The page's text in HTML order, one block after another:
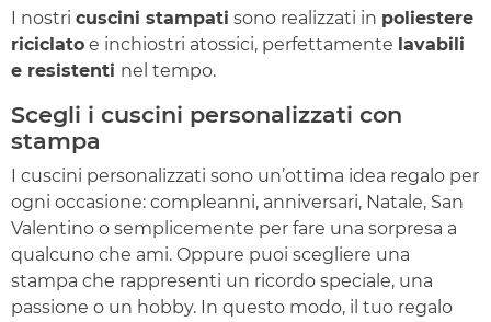
I nostri cuscini stampati sono realizzati in poliestere
riciclato e inchiostri atossici, perfettamente lavabili
e resistenti nel tempo.
Scegli i cuscini personalizzati con
stampa
I cuscini personalizzati sono un’ottima idea regalo per
ogni occasione: compleanni, anniversari, Natale, San
Valentino o semplicemente per fare una sorpresa a
qualcuno che ami. Oppure puoi scegliere una
stampa che rappresenti un ricordo speciale, una
passione o un hobby. In questo modo, il tuo regalo